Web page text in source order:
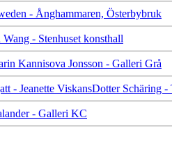
- Ånghammaren, Österbybruk
- Stenhuset konsthall
Kannisova Jonsson - Galleri Grå
- Jeanette ViskansDotter Schäring -
- Galleri KC